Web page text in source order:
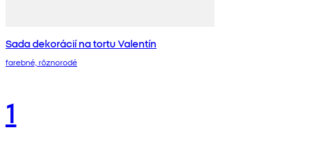
Sada dekorácií na tortu Valentín
farebné, rôznorodé
1